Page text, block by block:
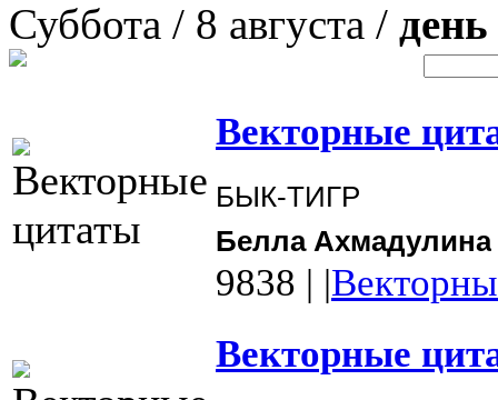
Суббота / 8 августа /
Векторные
БЫК-ТИГР
Белла Ахмадулина
9838 | |
Векторные